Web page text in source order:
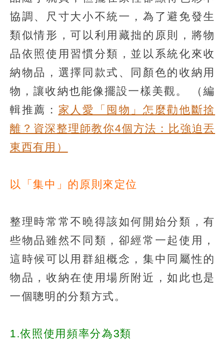
協調、尺寸大小不統一，為了避免發生
類似情形，可以利用藏拙的原則，將物
品依照使用習慣分類，並以系統化來收
納物品，選擇同款式、同顏色的收納用
物，讓收納也能像擺設一樣美觀。
（編
輯推薦： 家人愛「囤物」怎麼勸他斷捨
離？資深整理師教你4個方法：比強迫丟
東西有用）
以「集中」的原則來定位
整理時常常不曉得該如何開始分類，有
些物品雖然不同類，卻經常一起使用，
這時候可以用群組概念，集中同屬性的
物品，收納在使用場所附近，如此也是
一個聰明的分類方式。
1.依照使用頻率分為3類